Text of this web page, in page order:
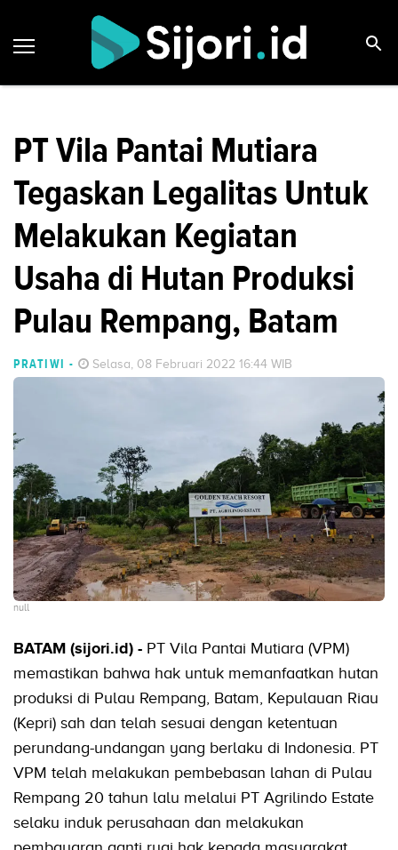
PT Vila Pantai Mutiara
Tegaskan Legalitas Untuk
Melakukan Kegiatan
Usaha di Hutan Produksi
Pulau Rempang, Batam
PRATIWI - Selasa, 08 Februari 2022 16:44 WIB
null
BATAM (sijori.id) - PT Vila Pantai Mutiara (VPM)
memastikan bahwa hak untuk memanfaatkan hutan
produksi di Pulau Rempang, Batam, Kepulauan Riau
(Kepri) sah dan telah sesuai dengan ketentuan
perundang-undangan yang berlaku di Indonesia. PT
VPM telah melakukan pembebasan lahan di Pulau
Rempang 20 tahun lalu melalui PT Agrilindo Estate
selaku induk perusahaan dan melakukan